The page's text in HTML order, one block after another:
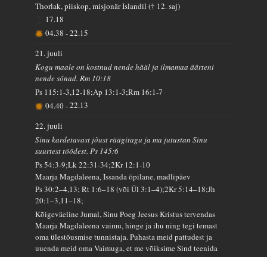
Thorlak, piiskop, misjonär Islandil († 12. saj)
17.18
04.38-22.15
21. juuli
Kogu maale on kostnud nende hääl ja ilmamaa äärteni
nende sõnad. Rm 10:18
Ps 115:1-3,12-18;Ap 13:1-3;Rm 16:1-7
04.40-22.13
22. juuli
Sinu kardetavast jõust räägitagu ja ma jutustan Sinu
suurtest töödest. Ps 145:6
Ps 54:3-9;Lk 22:31-34;2Kr 12:1-10
Maarja Magdaleena, Issanda õpilane, madlipäev
Ps 30:2–4,13; Rt 1:6–18 (või Ül 3:1–4);2Kr 5:14–18;Jh
20:1–3,11–18;
Kõigeväeline Jumal, Sinu Poeg Jeesus Kristus tervendas
Maarja Magdaleena vaimu, hinge ja ihu ning tegi temast
oma ülestõusmise tunnistaja. Puhasta meid pattudest ja
uuenda meid oma Vaimuga, et me võiksime Sind teenida